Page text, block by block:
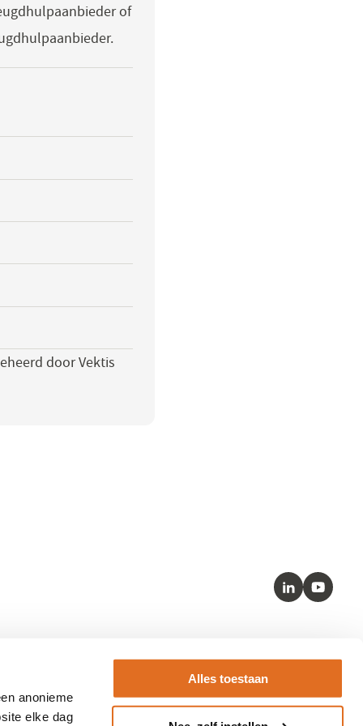
anonieme
elke dag
Alles toestaan
of
door Vektis
LinkedInYoutube
Kernstandaarden
– HL7 FHIR